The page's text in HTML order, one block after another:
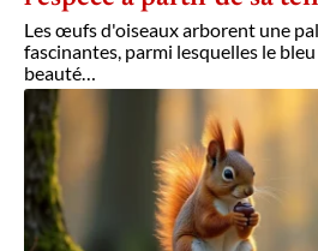
Les œufs d'oiseaux arborent une
fascinantes, parmi lesquelles le
beauté…